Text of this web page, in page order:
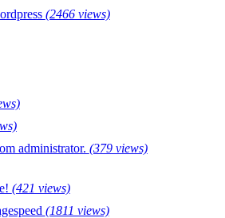
(2466 views)
administrator. (379 views)
(421 views)
(1811 views)